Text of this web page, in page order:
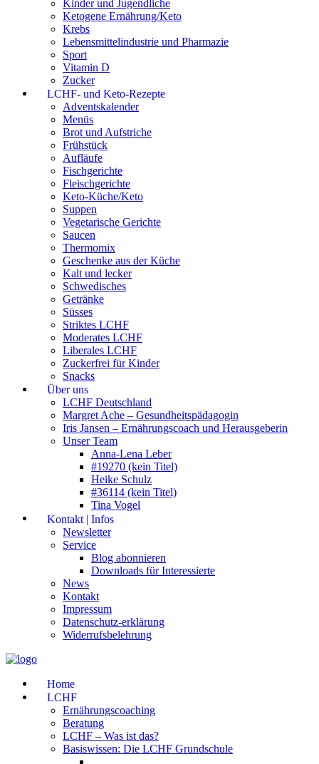
Kinder und Jugendliche
Ketogene Ernährung/Keto
Krebs
Lebensmittelindustrie und Pharmazie
Sport
Vitamin D
Zucker
LCHF- und Keto-Rezepte
Adventskalender
Menüs
Brot und Aufstriche
Frühstück
Aufläufe
Fischgerichte
Fleischgerichte
Keto-Küche/Keto
Suppen
Vegetarische Gerichte
Saucen
Thermomix
Geschenke aus der Küche
Kalt und lecker
Schwedisches
Getränke
Süsses
Striktes LCHF
Moderates LCHF
Liberales LCHF
Zuckerfrei für Kinder
Snacks
Über uns
LCHF Deutschland
Margret Ache – Gesundheitspädagogin
Iris Jansen – Ernährungscoach und Herausgeberin
Unser Team
Anna-Lena Leber
#19270 (kein Titel)
Heike Schulz
#36114 (kein Titel)
Tina Vogel
Kontakt | Infos
Newsletter
Service
Blog abonnieren
Downloads für Interessierte
News
Kontakt
Impressum
Datenschutz-erklärung
Widerrufsbelehrung
Home
LCHF
Ernährungscoaching
Beratung
LCHF – Was ist das?
Basiswissen: Die LCHF Grundschule